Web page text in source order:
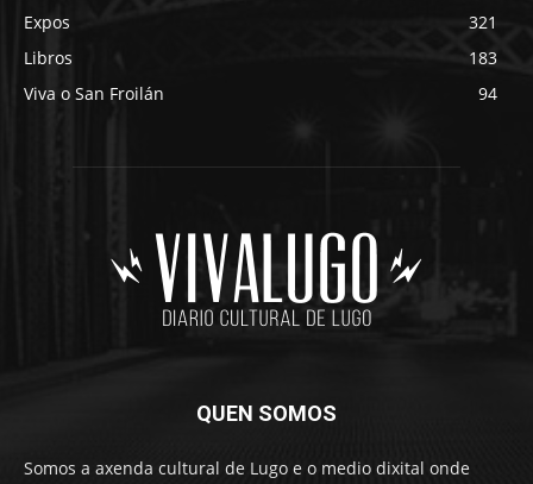
Expos
321
Libros
183
Viva o San Froilán
94
QUEN SOMOS
Somos a axenda cultural de Lugo e o medio dixital onde